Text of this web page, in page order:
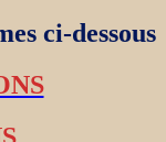
ci-dessous